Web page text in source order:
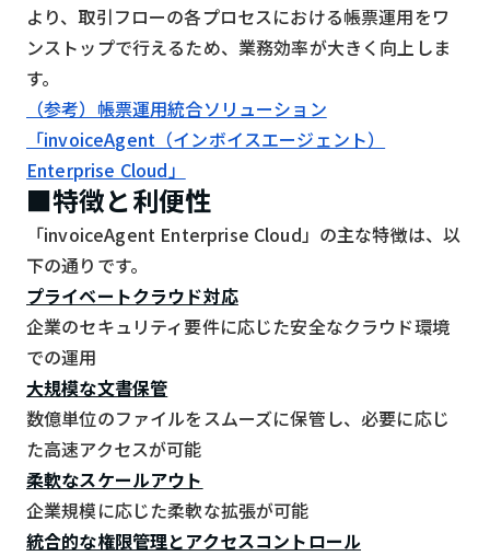
より、取引フローの各プロセスにおける帳票運用をワ
ンストップで行えるため、業務効率が大きく向上しま
す。
（参考）帳票運用統合ソリューション
「invoiceAgent（インボイスエージェント）
Enterprise Cloud」
■特徴と利便性
「invoiceAgent Enterprise Cloud」の主な特徴は、以
下の通りです。
プライベートクラウド対応
企業のセキュリティ要件に応じた安全なクラウド環境
での運用
大規模な文書保管
数億単位のファイルをスムーズに保管し、必要に応じ
た高速アクセスが可能
柔軟なスケールアウト
企業規模に応じた柔軟な拡張が可能
統合的な権限管理とアクセスコントロール